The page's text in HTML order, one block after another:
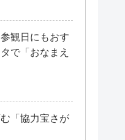
観日にもおす
で「おなまえ
「協力宝さが